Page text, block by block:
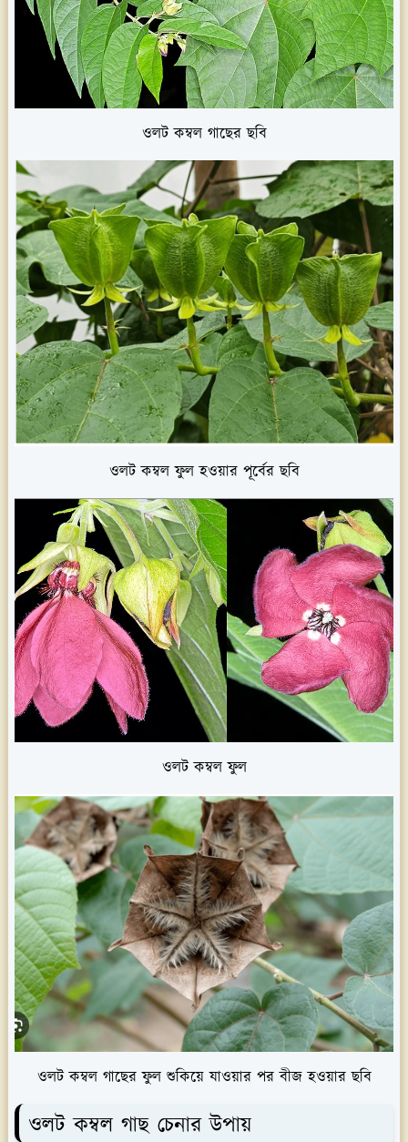
ওলট কম্বল গাছের ছবি
ওলট কম্বল ফুল হওয়ার পূর্বের ছবি
ওলট কম্বল ফুল
ওলট কম্বল গাছের ফুল শুকিয়ে যাওয়ার পর বীজ হওয়ার ছবি
ওলট কম্বল গাছ চেনার উপায়